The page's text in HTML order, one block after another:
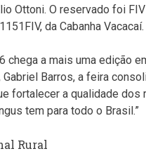
Ottoni. O reservado foi
da Cabanha Vacacaí.
chega a mais uma edição
Gabriel Barros, a feira
fortalecer a qualidade
tem para todo o Brasil.”
Rural